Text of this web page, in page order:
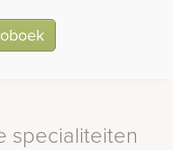
specialiteiten